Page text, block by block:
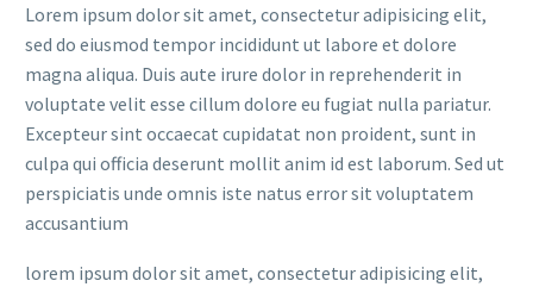
Lorem ipsum dolor sit amet, consectetur adipisicing elit,
sed do eiusmod tempor incididunt ut labore et dolore
magna aliqua. Duis aute irure dolor in reprehenderit in
voluptate velit esse cillum dolore eu fugiat nulla pariatur.
Excepteur sint occaecat cupidatat non proident, sunt in
culpa qui officia deserunt mollit anim id est laborum. Sed ut
perspiciatis unde omnis iste natus error sit voluptatem
accusantium
lorem ipsum dolor sit amet, consectetur adipisicing elit,